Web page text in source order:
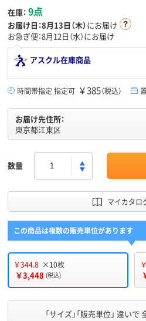
在庫： 9点
お届け日：8月13日（木）にお届け
お急ぎ便：8月12日（水）にお届け
アスクル在庫商品
時間帯指定 指定可 ￥385（税込）
お届け先住所：
東京都江東区
数量
マイカタロ
この商品は複数の販売単位があります
￥344.8 ×10枚
￥3,448 (税込)
「サイズ」「販売単位」 違いで